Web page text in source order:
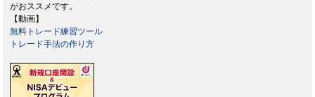
がおススメです。
【動画】
無料トレード練習ツール
トレード手法の作り方